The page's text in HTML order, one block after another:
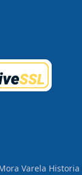
Varela Historia